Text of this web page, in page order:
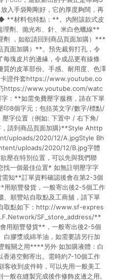
入手袋剛剛好，它的厚度夠闊，再
**材料包特點：**。內附該款式皮
劑、抛光布、針、米白色蠟線**
劑 ，如欲請回到商品頁面加購）***
頁面加購）**。預先裁剪打孔，令
塊皮片的邊緣，令成品更有線條
質的皮革部份。手感、耐用度、色澤
證件套https://www.youtube.co
https://www.youtube.com/watc
**如需免費壓字服務，請在下單
印8個字元；包括英文字/數字/標點/
字位置（例如: 下置中 / 右下角/
請到商品頁面加購)**Style Ahttp
uploads/2020/12/A.jpgStyle Bh
uploads/2020/12/B.jpg字體
壓在特別位置，可以先與我們聯
找一個最佳位置* 如無註明壓字字
知**訂單資料確認後會在第2-3個
順豐發貨，一般寄出後2-5個工作
順豐站自取點及工商舖，請下單
取點如下：http://www.sf-expres
SF_store_address/**
用順豐發貨**，一般寄出後2-5個
膠漿或綿羊油，如需要請另行加
關之用****另外 如加購液體：白
香港空郵寄出。需時約7-10個工作
收到皮件時，可以先用一般美工
般在縫製完成後作修飾皮邊之用。